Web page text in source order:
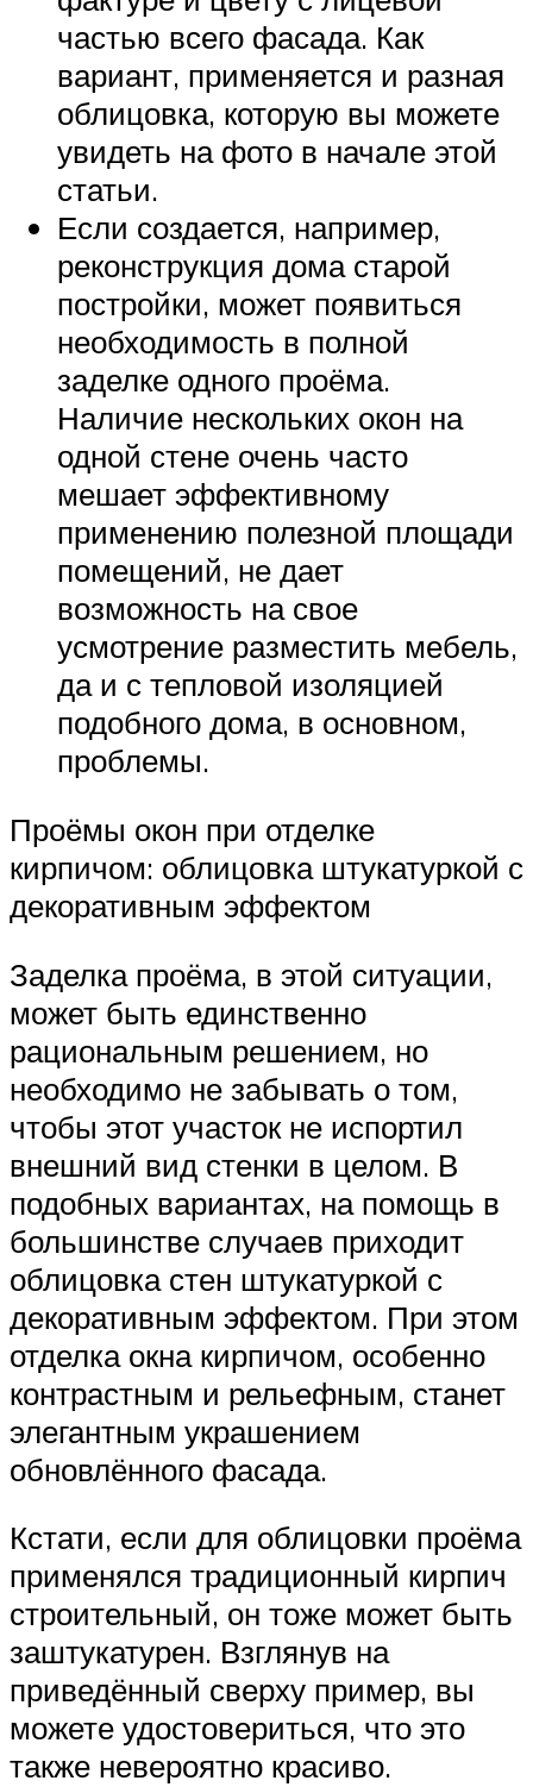
частью всего фасада. Как
вариант, применяется и разная
облицовка, которую вы можете
увидеть на фото в начале этой
статьи.
Если создается, например,
реконструкция дома старой
постройки, может появиться
необходимость в полной
заделке одного проёма.
Наличие нескольких окон на
одной стене очень часто
мешает эффективному
применению полезной площади
помещений, не дает
возможность на свое
усмотрение разместить мебель,
да и с тепловой изоляцией
подобного дома, в основном,
проблемы.
Проёмы окон при отделке
кирпичом: облицовка штукатуркой с
декоративным эффектом
Заделка проёма, в этой ситуации,
может быть единственно
рациональным решением, но
необходимо не забывать о том,
чтобы этот участок не испортил
внешний вид стенки в целом. В
подобных вариантах, на помощь в
большинстве случаев приходит
облицовка стен штукатуркой с
декоративным эффектом. При этом
отделка окна кирпичом, особенно
контрастным и рельефным, станет
элегантным украшением
обновлённого фасада.
Кстати, если для облицовки проёма
применялся традиционный кирпич
строительный, он тоже может быть
заштукатурен. Взглянув на
приведённый сверху пример, вы
можете удостовериться, что это
также невероятно красиво.